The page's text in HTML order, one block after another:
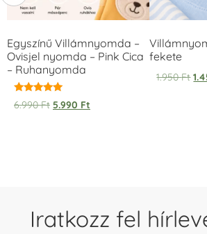
Egyszínű Villámnyomda –
Ovisjel nyomda – Pink Cica
– Ruhanyomda
Értékelés:
5.00
6.990Ft 5.990 Ft
fekete
1.950Ft
Iratkozz fel